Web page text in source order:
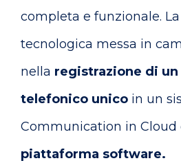
completa e funzionale.
tecnologica messa in
nella registrazione di
telefonico unico in un
Communication in Cloud
piattaforma software.